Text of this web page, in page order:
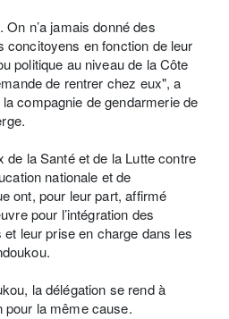
On n’a jamais donné des
concitoyens en fonction de leur
politique au niveau de la Côte
de rentrer chez eux", a
compagnie de gendarmerie de
de la Santé et de la Lutte contre
nationale et de
ont, pour leur part, affirmé
pour l’intégration des
leur prise en charge dans les
la délégation se rend à
pour la même cause.